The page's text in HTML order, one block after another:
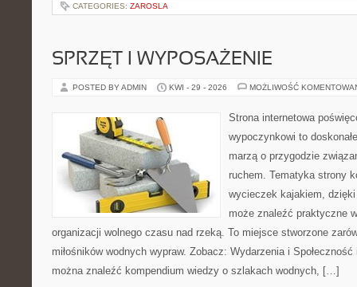
CATEGORIES: ZAROSLA
SPRZĘT I WYPOSAŻENIE
POSTED BY ADMIN KWI - 29 - 2026 MOŻLIWOŚĆ
Strona internetowa
wypoczynkowi to
marzą o przygodzie
ruchem. Tematyka strony
wycieczek kajakiem,
może znaleźć praktyczne
organizacji wolnego czasu nad rzeką. To miejsce stworzone
miłośników wodnych wypraw. Zobacz: Wydarzenia i
można znaleźć kompendium wiedzy o szlakach wodnych, […]